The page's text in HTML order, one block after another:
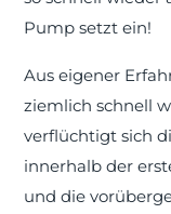
Pump setzt ein!
Aus eigener
ziemlich schnell
verflüchtigt sich
innerhalb der
und die